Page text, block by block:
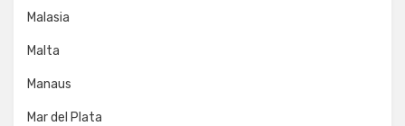
Malasia
Malta
Manaus
Mar del Plata